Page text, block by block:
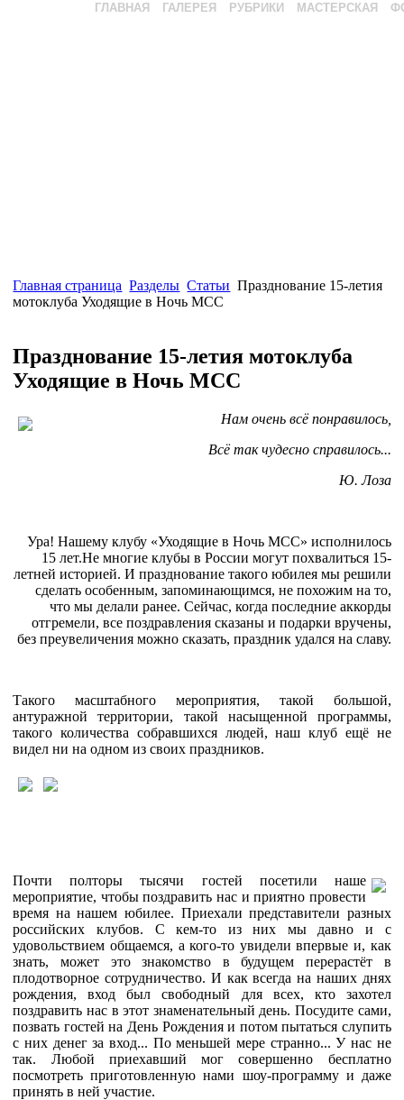
ГЛАВНАЯ ГАЛЕРЕЯ РУБРИКИ МАСТЕРСКАЯ
Главная страница Разделы Статьи Празднование 15-летия
мотоклуба Уходящие в Ночь МСС
Празднование 15-летия мотоклуба
Уходящие в Ночь МСС
Нам очень всё понравилось,
Всё так чудесно справилось...
Ю. Лоза
Ура! Нашему клубу «Уходящие в Ночь МСС» исполнилось
15 лет.Не многие клубы в России могут похвалиться 15-
летней историей. И празднование такого юбилея мы решили
сделать особенным, запоминающимся, не похожим на то,
что мы делали ранее. Сейчас, когда последние аккорды
отгремели, все поздравления сказаны и подарки вручены,
без преувеличения можно сказать, праздник удался на славу.
Такого масштабного мероприятия, такой большой,
антуражной территории, такой насыщенной программы,
такого количества собравшихся людей, наш клуб ещё не
видел ни на одном из своих праздников.
Почти полторы тысячи гостей посетили наше
мероприятие, чтобы поздравить нас и приятно провести
время на нашем юбилее. Приехали представители разных
российских клубов. С кем-то из них мы давно и с
удовольствием общаемся, а кого-то увидели впервые и, как
знать, может это знакомство в будущем перерастёт в
плодотворное сотрудничество. И как всегда на наших днях
рождения, вход был свободный для всех, кто захотел
поздравить нас в этот знаменательный день. Посудите сами,
позвать гостей на День Рождения и потом пытаться слупить
с них денег за вход... По меньшей мере странно... У нас не
так. Любой приехавший мог совершенно бесплатно
посмотреть приготовленную нами шоу-программу и даже
принять в ней участие.